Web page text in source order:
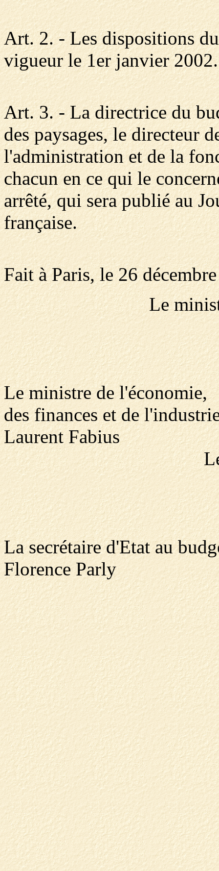
Art. 2. - Les dispositions
vigueur le 1er janvier 2002.
Art. 3. - La directrice du
des paysages, le directeur
l'administration et de la
chacun en ce qui le
arrêté, qui sera publié au
française.
Fait à Paris, le 26
Le
Le ministre de l'économie,
des finances et de
Laurent Fabius
La secrétaire d'Etat au
Florence Parly